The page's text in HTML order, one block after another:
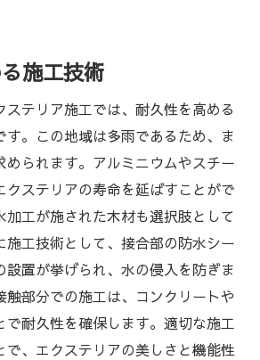
たスマートエクステリア
ート気分を味わう庭園デザイン
り入れた個性豊かな庭
ィを意識した共有エクステリア
描く静岡県の未来の住環境
エコガーデンの実現
かしたデザインの未来
が共生するエクステリアの提案
エネルギー効率の良い住環境
減らすための施工技術
施工技術
テリア施工では、耐久性を高める
す。この地域は多雨であるため、ま
められます。アルミニウムやスチー
クステリアの寿命を延ばすことがで
加工が施された木材も選択肢として
施工技術として、接合部の防水シー
設置が挙げられ、水の侵入を防ぎま
触部分での施工は、コンクリートや
で耐久性を確保します。適切な施工
で、エクステリアの美しさと機能性